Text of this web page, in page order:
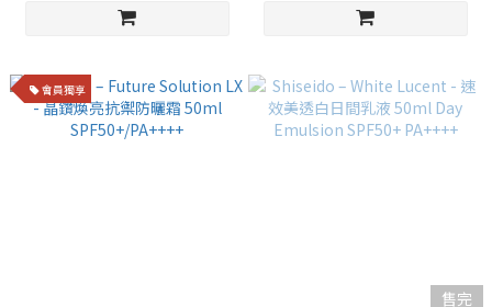
會員獨享
售完